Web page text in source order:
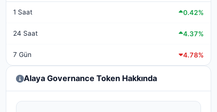
1 Saat 0.42%
24 Saat 4.37%
7 Gün 4.78%
Alaya Governance Token Hakkında